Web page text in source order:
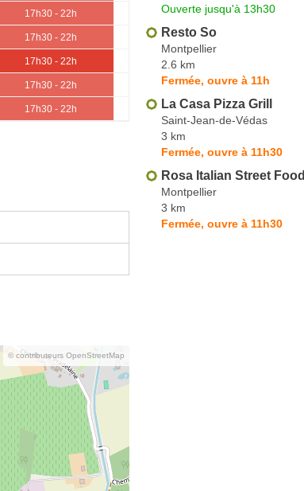
17h30 - 22h
17h30 - 22h
17h30 - 22h
17h30 - 22h
17h30 - 22h
© contributeurs OpenStreetMap
Ouverte jusqu'à 13h30
Resto So
Montpellier
2.6 km
Fermée, ouvre à 11h
La Casa Pizza Grill
Saint-Jean-de-Védas
3 km
Fermée, ouvre à 11h30
Rosa Italian Street Food
Montpellier
3 km
Fermée, ouvre à 11h30